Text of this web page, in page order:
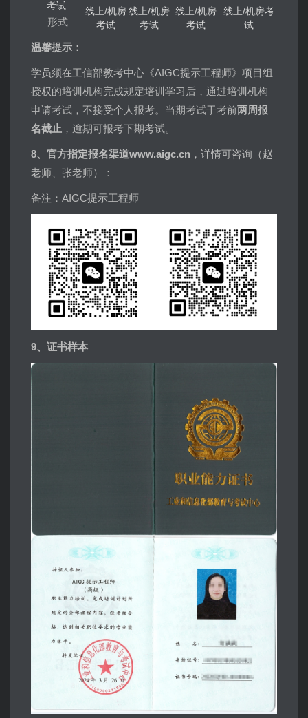
考试
形式
线上/机房
考试
线上/机房
考试
线上/机房
考试
线上/机房考
试
温馨提示：
学员须在工信部教考中心《AIGC提示工程师》项目组
授权的培训机构完成规定培训学习后，通过培训机构
申请考试，不接受个人报考。当期考试于考前两周报
名截止 ，逾期可报考下期考试。
8、官方指定报名渠道www.aigc.cn ，详情可咨询（赵
老师、张老师）：
备注：AIGC提示工程师
9、证书样本